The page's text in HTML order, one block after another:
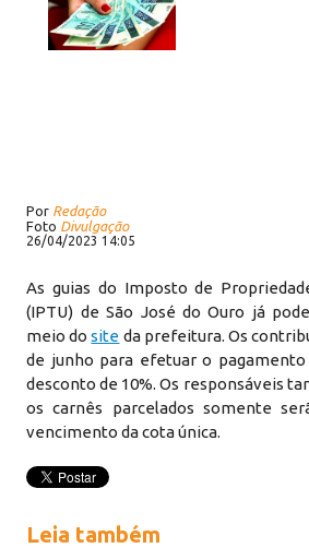
Por Redação
Foto Divulgação
26/04/2023 14:05
As guias do Imposto de
(IPTU) de São José do Ouro já
meio dosite da prefeitura. Os
de junho para efetuar o
desconto de 10%. Os responsáveis
os carnês parcelados somente
vencimento da cota única.
Leia também